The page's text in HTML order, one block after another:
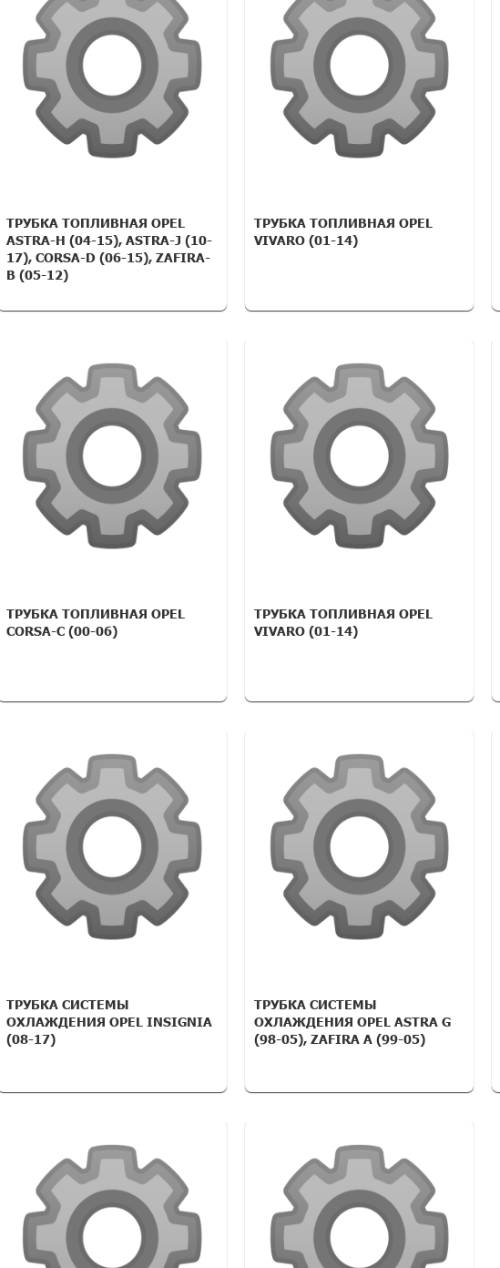
ТРУБКА ТОПЛИВНАЯ OPEL
ASTRA-H (04-15), ASTRA-J (10-
17), CORSA-D (06-15), ZAFIRA-
B (05-12)
ТРУБКА ТОПЛИВНАЯ OPEL
VIVARO (01-14)
ТРУБКА ТОПЛИВНАЯ OPEL
CORSA-C (00-06)
ТРУБКА ТОПЛИВНАЯ OPEL
VIVARO (01-14)
ТРУБКА СИСТЕМЫ
ОХЛАЖДЕНИЯ OPEL INSIGNIA
(08-17)
ТРУБКА СИСТЕМЫ
ОХЛАЖДЕНИЯ OPEL ASTRA G
(98-05), ZAFIRA A (99-05)